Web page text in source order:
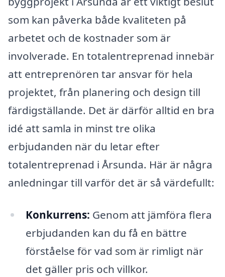
som kan påverka både kvaliteten på
arbetet och de kostnader som är
involverade. En totalentreprenad innebär
att entreprenören tar ansvar för hela
projektet, från planering och design till
färdigställande. Det är därför alltid en bra
idé att samla in minst tre olika
erbjudanden när du letar efter
totalentreprenad i Årsunda. Här är några
anledningar till varför det är så värdefullt:
Konkurrens: Genom att jämföra flera
erbjudanden kan du få en bättre
förståelse för vad som är rimligt när
det gäller pris och villkor.